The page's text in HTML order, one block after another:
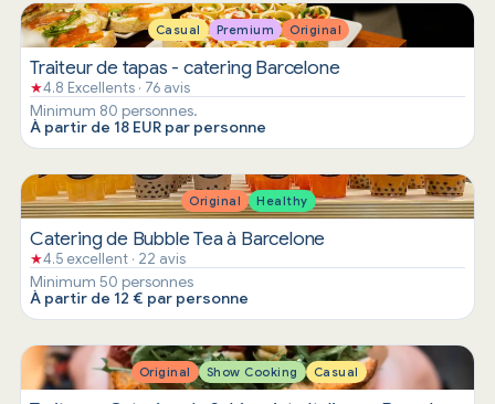
Casual Premium Original
Traiteur de tapas - catering Barcelone
★4.8 Excellents · 76 avis
Minimum 80 personnes.
À partir de 18 EUR par personne
Original Healthy
Catering de Bubble Tea à Barcelone
★4.5 excellent · 22 avis
Minimum 50 personnes
À partir de 12 € par personne
Original Show Cooking Casual